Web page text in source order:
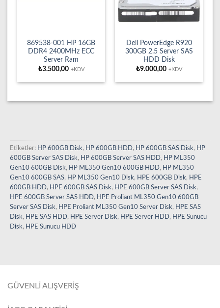
869538-001 HP 16GB
DDR4 2400MHz ECC
Server Ram
₺3.500,00 +KDV
Dell PowerEdge R920
300GB 2.5 Server SAS
HDD Disk
₺9.000,00 +KDV
Etiketler: HP 600GB Disk, HP 600GB HDD, HP 600GB SAS Disk, HP
600GB Server SAS Disk, HP 600GB Server SAS HDD, HP ML350
Gen10 600GB Disk, HP ML350 Gen10 600GB HDD, HP ML350
Gen10 600GB SAS, HP ML350 Gen10 Disk, HPE 600GB Disk, HPE
600GB HDD, HPE 600GB SAS Disk, HPE 600GB Server SAS Disk,
HPE 600GB Server SAS HDD, HPE Proliant ML350 Gen10 600GB
Server SAS Disk, HPE Proliant ML350 Gen10 Server Disk, HPE SAS
Disk, HPE SAS HDD, HPE Server Disk, HPE Server HDD, HPE Sunucu
Disk, HPE Sunucu HDD
GÜVENLİ ALIŞVERİŞ